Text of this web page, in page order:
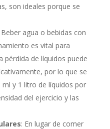
son ideales porque se
Beber agua o bebidas con
es vital para
pérdida de líquidos puede
por lo que se
y 1 litro de líquidos por
del ejercicio y las
: En lugar de comer